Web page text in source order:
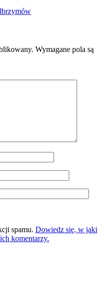
Wymagane pola są
spamu. Dowiedz się, w jaki
komentarzy.